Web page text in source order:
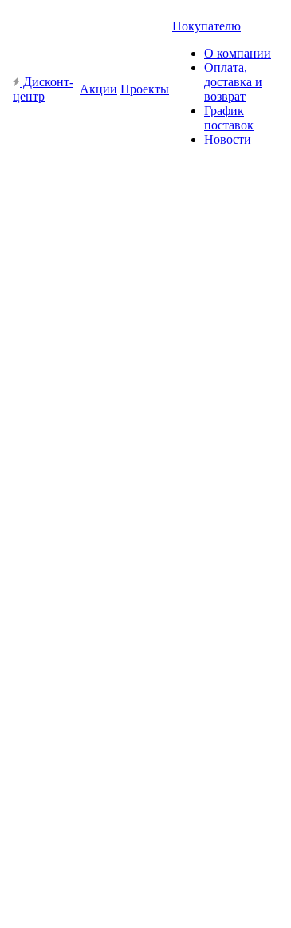
Дисконт-
центр
Акции Проекты
Покупателю
О компании
Оплата,
доставка и
возврат
График
поставок
Новости